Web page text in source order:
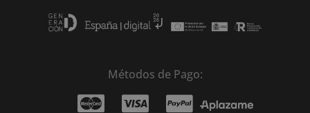
Métodos de Pago: